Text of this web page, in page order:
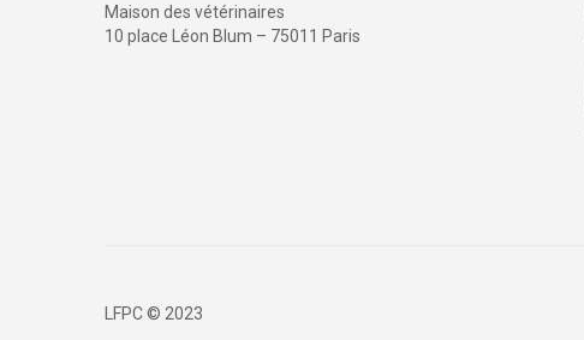
Maison des vétérinaires
10 place Léon Blum – 75011 Paris
LFPC © 2023